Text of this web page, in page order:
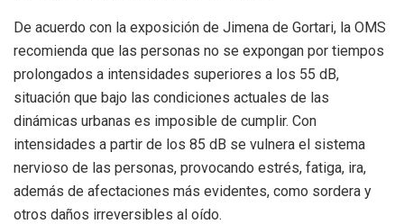
De acuerdo con la exposición de Jimena de Gortari, la OMS
recomienda que las personas no se expongan por tiempos
prolongados a intensidades superiores a los 55 dB,
situación que bajo las condiciones actuales de las
dinámicas urbanas es imposible de cumplir. Con
intensidades a partir de los 85 dB se vulnera el sistema
nervioso de las personas, provocando estrés, fatiga, ira,
además de afectaciones más evidentes, como sordera y
otros daños irreversibles al oído.